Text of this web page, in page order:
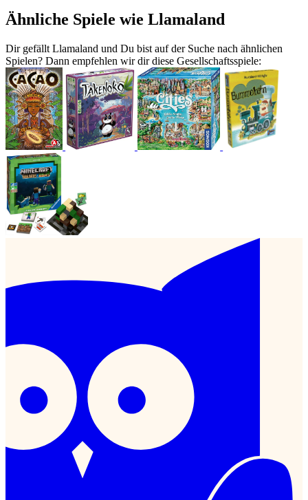
Ähnliche Spiele wie Llamaland
Dir gefällt Llamaland und Du bist auf der Suche nach ähnlichen
Spielen? Dann empfehlen wir dir diese Gesellschaftsspiele: